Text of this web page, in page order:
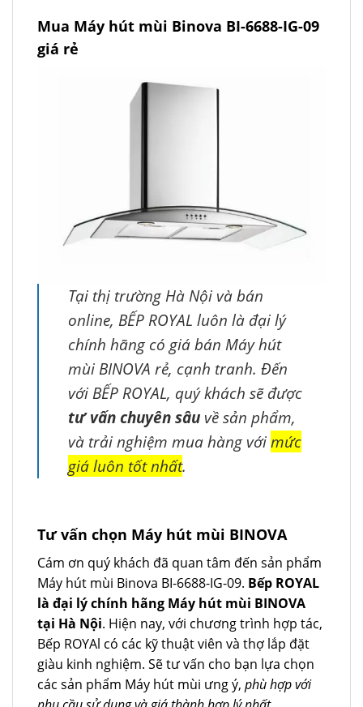
Mua Máy hút mùi Binova BI-6688-IG-09
giá rẻ
Tại thị trường Hà Nội và bán
online, BẾP ROYAL luôn là đại lý
chính hãng có giá bán Máy hút
mùi BINOVA rẻ, cạnh tranh. Đến
với BẾP ROYAL, quý khách sẽ được
tư vấn chuyên sâu về sản phẩm,
và trải nghiệm mua hàng vớimức
giá luôn tốt nhất.
Tư vấn chọn Máy hút mùi BINOVA
Cám ơn quý khách đã quan tâm đến sản phẩm
Máy hút mùi Binova BI-6688-IG-09. Bếp ROYAL
là đại lý chính hãng Máy hút mùi BINOVA
tại Hà Nội. Hiện nay, với chương trình hợp tác,
Bếp ROYAl có các kỹ thuật viên và thợ lắp đặt
giàu kinh nghiệm. Sẽ tư vấn cho bạn lựa chọn
các sản phẩm Máy hút mùi ưng ý, phù hợp với